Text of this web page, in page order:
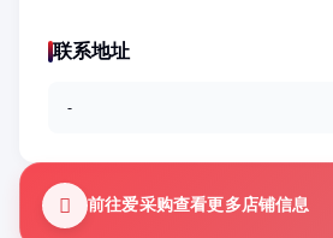
联系地址
-
前往爱采购查看更多店铺信息